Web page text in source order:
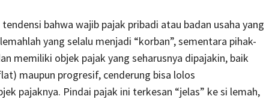
bahwa wajib pajak pribadi atau badan usaha yang
yang selalu menjadi “korban”, sementara pihak-
memiliki objek pajak yang seharusnya dipajakin, baik
maupun progresif, cenderung bisa lolos
pajaknya. Pindai pajak ini terkesan “jelas” ke si lemah,